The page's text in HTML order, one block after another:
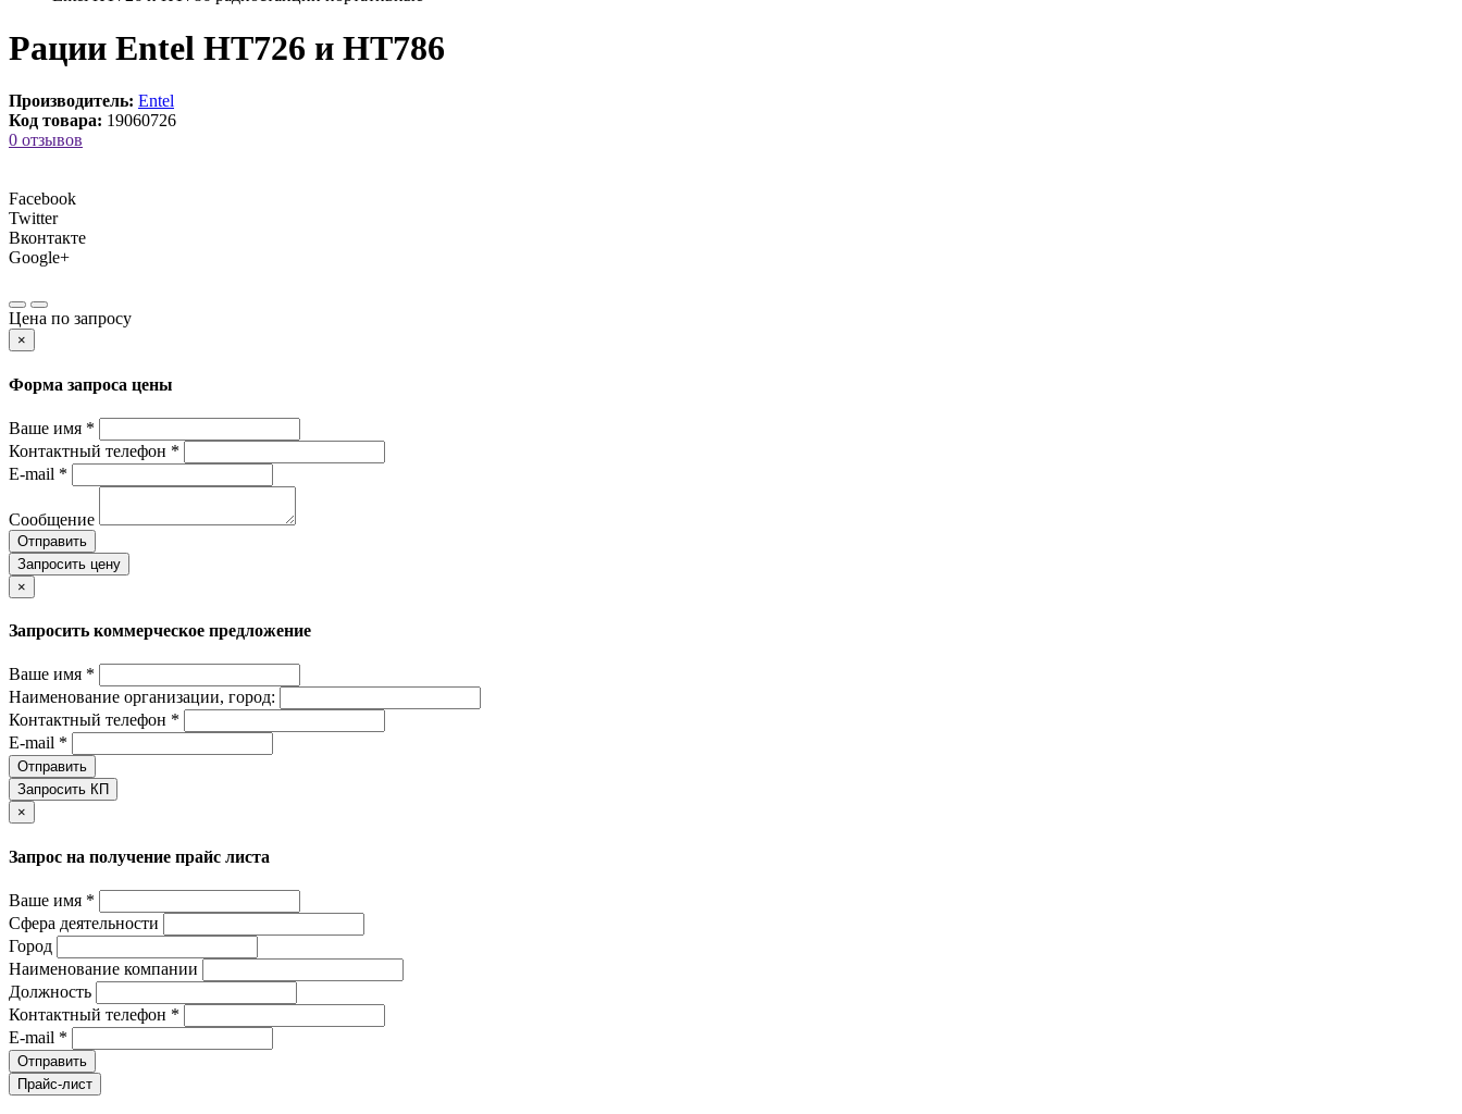
Рации Entel HT726 и HT786
Производитель: Entel
Код товара: 19060726
0 отзывов
Facebook
Twitter
Вконтакте
Google+
Цена по запросу
×
Форма запроса цены
Ваше имя *
Контактный телефон *
E-mail *
Сообщение
Отправить
Запросить цену
×
Запросить коммерческое предложение
Ваше имя *
Наименование организации, город:
Контактный телефон *
E-mail *
Отправить
Запросить КП
×
Запрос на получение прайс листа
Ваше имя *
Сфера деятельности
Город
Наименование компании
Должность
Контактный телефон *
E-mail *
Отправить
Прайс-лист